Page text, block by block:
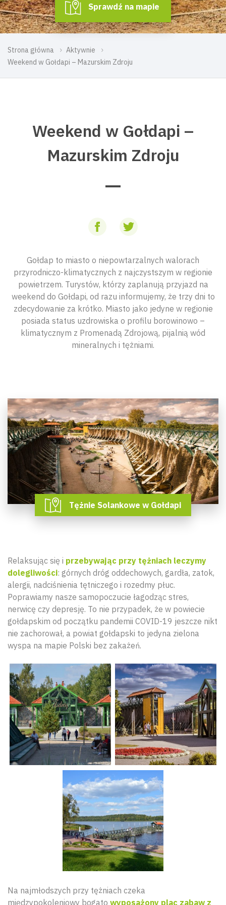
Strona główna
Aktywnie
Weekend w Gołdapi – Mazurskim Zdroju
Sprawdź na mapie
Weekend w Gołdapi –
Mazurskim Zdroju
Gołdap to miasto o niepowtarzalnych walorach
przyrodniczo-klimatycznych z najczystszym w regionie
powietrzem. Turystów, którzy zaplanują przyjazd na
weekend do Gołdapi, od razu informujemy, że trzy dni to
zdecydowanie za krótko. Miasto jako jedyne w regionie
posiada status uzdrowiska o profilu borowinowo –
klimatycznym z Promenadą Zdrojową, pijalnią wód
mineralnych i tężniami.
Tężnie Solankowe w Gołdapi
Relaksując się i przebywając przy tężniach leczymy
dolegliwości: górnych dróg oddechowych, gardła, zatok,
alergii, nadciśnienia tętniczego i rozedmy płuc.
Poprawiamy nasze samopoczucie łagodząc stres,
nerwicę czy depresję. To nie przypadek, że w powiecie
gołdapskim od początku pandemii COVID-19 jeszcze nikt
nie zachorował, a powiat gołdapski to jedyna zielona
wyspa na mapie Polski bez zakażeń.
Na najmłodszych przy tężniach czeka
międzypokoleniowy bogato wyposażony plac zabaw z